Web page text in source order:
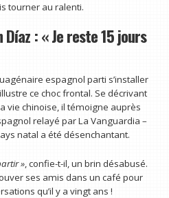
tourner au ralenti.
Díaz : « Je reste 15 jours
espagnol parti s’installer
ce choc frontal. Se décrivant
vie chinoise, il témoigne auprès
relayé par La Vanguardia –
natal a été désenchantant.
» , confie-t-il, un brin désabusé.
ses amis dans un café pour
qu’il y a vingt ans !